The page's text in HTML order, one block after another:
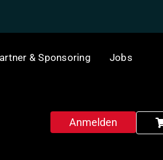
& Sponsoring Jobs
Anmelden